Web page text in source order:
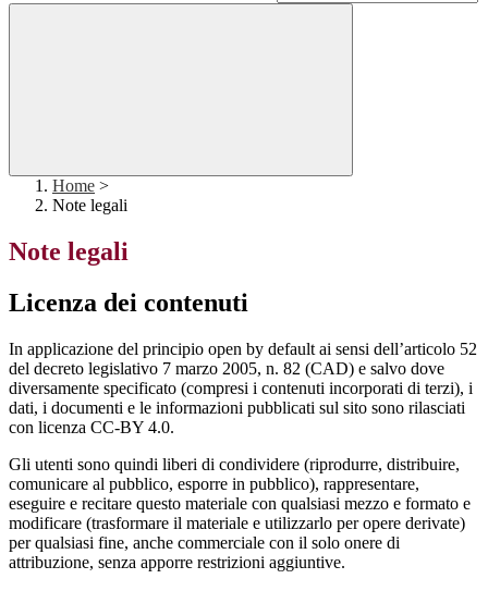
Home >
Note legali
Note legali
Licenza dei contenuti
In applicazione del principio open by default ai sensi dell’articolo 52
del decreto legislativo 7 marzo 2005, n. 82 (CAD) e salvo dove
diversamente specificato (compresi i contenuti incorporati di terzi), i
dati, i documenti e le informazioni pubblicati sul sito sono rilasciati
con licenza CC-BY 4.0.
Gli utenti sono quindi liberi di condividere (riprodurre, distribuire,
comunicare al pubblico, esporre in pubblico), rappresentare,
eseguire e recitare questo materiale con qualsiasi mezzo e formato e
modificare (trasformare il materiale e utilizzarlo per opere derivate)
per qualsiasi fine, anche commerciale con il solo onere di
attribuzione, senza apporre restrizioni aggiuntive.